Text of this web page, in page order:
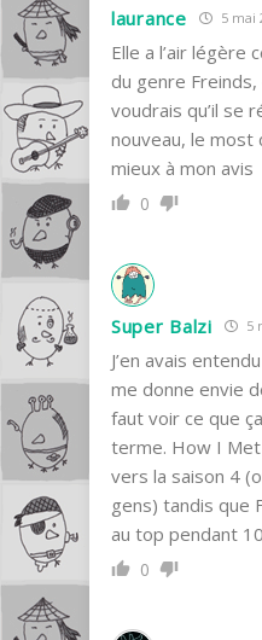
laurance 5 mai
Elle a l’air légère
du genre
voudrais qu’il se
nouveau, le most
mieux à mon avis
0
Super Balzi 5
J’en avais
me donne envie
faut voir ce que
terme. How I
vers la saison 4
gens) tandis que
au top pendant
0